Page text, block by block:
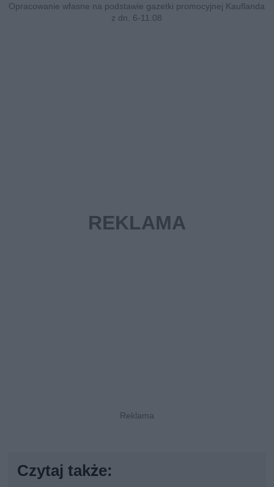
Opracowanie własne na podstawie gazetki promocyjnej Kauflanda
z dn. 6-11.08
Czytaj także: